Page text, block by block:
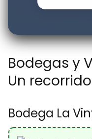
Bodegas y
Un
Bodega La